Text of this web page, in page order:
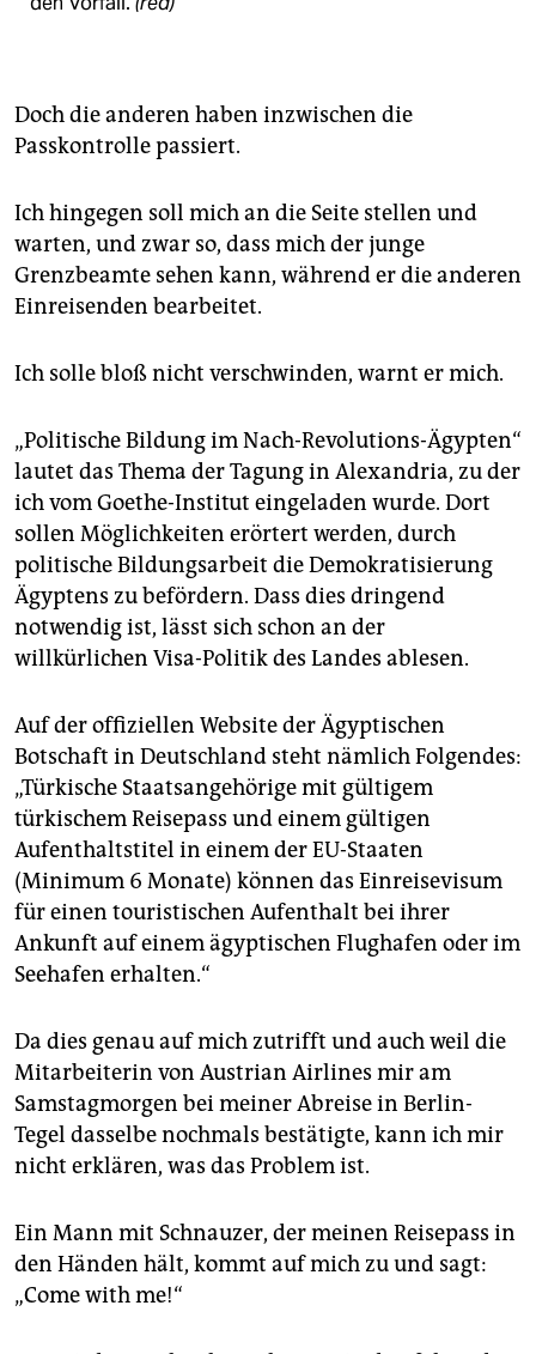
Doch die anderen haben inzwischen die
Passkontrolle passiert.
Ich hingegen soll mich an die Seite stellen und
warten, und zwar so, dass mich der junge
Grenzbeamte sehen kann, während er die anderen
Einreisenden bearbeitet.
Ich solle bloß nicht verschwinden, warnt er mich.
„Politische Bildung im Nach-Revolutions-Ägypten“
lautet das Thema der Tagung in Alexandria, zu der
ich vom Goethe-Institut eingeladen wurde. Dort
sollen Möglichkeiten erörtert werden, durch
politische Bildungsarbeit die Demokratisierung
Ägyptens zu befördern. Dass dies dringend
notwendig ist, lässt sich schon an der
willkürlichen Visa-Politik des Landes ablesen.
Auf der offiziellen Website der Ägyptischen
Botschaft in Deutschland steht nämlich Folgendes:
„Türkische Staatsangehörige mit gültigem
türkischem Reisepass und einem gültigen
Aufenthaltstitel in einem der EU-Staaten
(Minimum 6 Monate) können das Einreisevisum
für einen touristischen Aufenthalt bei ihrer
Ankunft auf einem ägyptischen Flughafen oder im
Seehafen erhalten.“
Da dies genau auf mich zutrifft und auch weil die
Mitarbeiterin von Austrian Airlines mir am
Samstagmorgen bei meiner Abreise in Berlin-
Tegel dasselbe nochmals bestätigte, kann ich mir
nicht erklären, was das Problem ist.
Ein Mann mit Schnauzer, der meinen Reisepass in
den Händen hält, kommt auf mich zu und sagt:
„Come with me!“